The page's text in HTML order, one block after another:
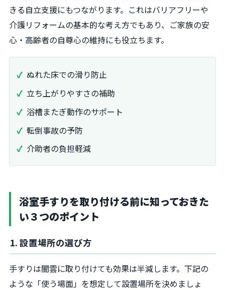
きる自立支援にもつながります。これはバリアフリーや
介護リフォームの基本的な考え方でもあり、ご家族の安
心・高齢者の自尊心の維持にも役立ちます。
ぬれた床での滑り防止
立ち上がりやすさの補助
浴槽またぎ動作のサポート
転倒事故の予防
介助者の負担軽減
浴室手すりを取り付ける前に知っておきた
い３つのポイント
1. 設置場所の選び方
手すりは闇雲に取り付けても効果は半減します。下記の
ような「使う場面」を想定して設置場所を決めましょ